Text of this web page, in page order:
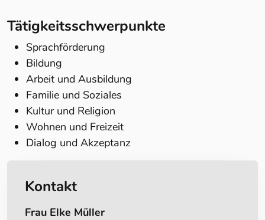
Tätigkeitsschwerpunkte
Sprachförderung
Bildung
Arbeit und Ausbildung
Familie und Soziales
Kultur und Religion
Wohnen und Freizeit
Dialog und Akzeptanz
Kontakt
Frau Elke Müller